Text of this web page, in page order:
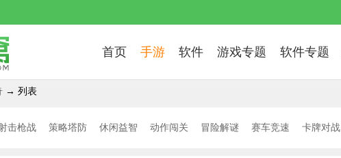
首页 手游 软件 游戏专题 软件专题
→ 列表
击枪战 策略塔防 休闲益智 动作闯关 冒险解谜 赛车竞速 卡牌对战